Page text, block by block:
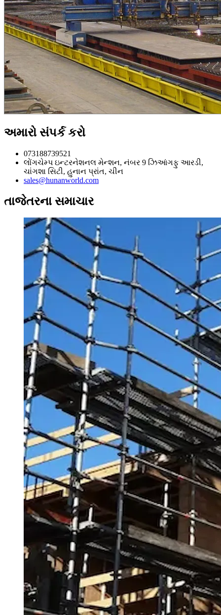
અમારો સંપર્ક કરો
073188739521
લોંગચેમ્પ ઇન્ટરનેશનલ મેન્શન, નંબર 9 ઝિઆંગફુ આરડી,
ચાંગશા સિટી, હુનાન પ્રાંત, ચીન
sales@hunanworld.com
તાજેતરના સમાચાર